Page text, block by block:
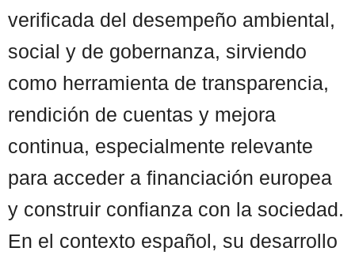
verificada del desempeño ambiental,
social y de gobernanza, sirviendo
como herramienta de transparencia,
rendición de cuentas y mejora
continua, especialmente relevante
para acceder a financiación europea
y construir confianza con la sociedad.
En el contexto español, su desarrollo